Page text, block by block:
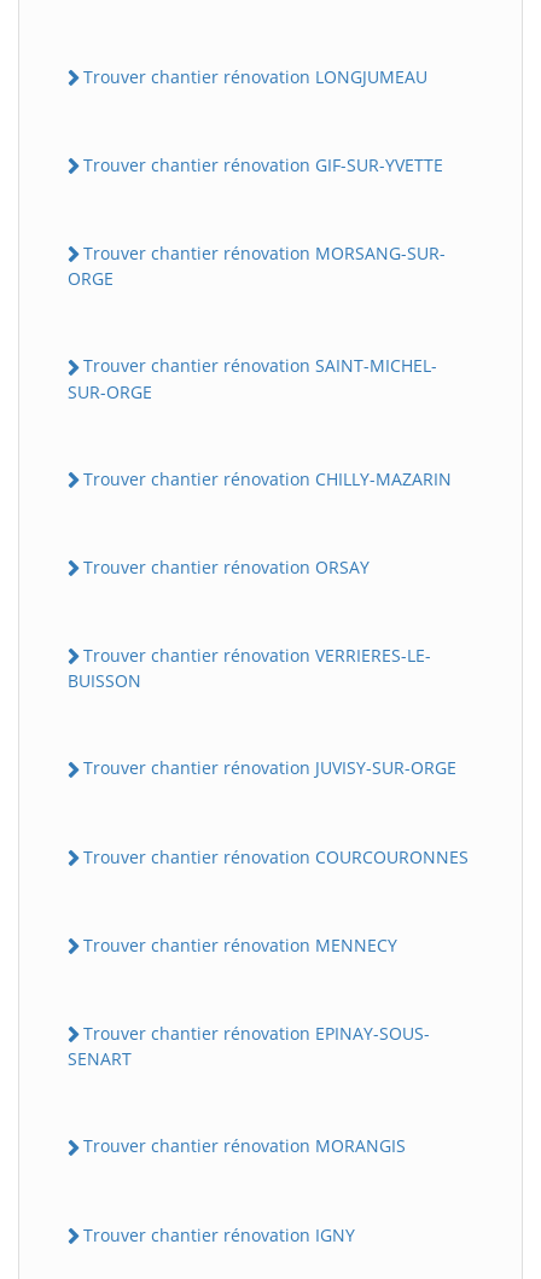
Trouver chantier rénovation LONGJUMEAU
Trouver chantier rénovation GIF-SUR-YVETTE
Trouver chantier rénovation MORSANG-SUR-
ORGE
Trouver chantier rénovation SAINT-MICHEL-
SUR-ORGE
Trouver chantier rénovation CHILLY-MAZARIN
Trouver chantier rénovation ORSAY
Trouver chantier rénovation VERRIERES-LE-
BUISSON
Trouver chantier rénovation JUVISY-SUR-ORGE
Trouver chantier rénovation COURCOURONNES
Trouver chantier rénovation MENNECY
Trouver chantier rénovation EPINAY-SOUS-
SENART
Trouver chantier rénovation MORANGIS
Trouver chantier rénovation IGNY